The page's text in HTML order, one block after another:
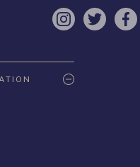
Instagram
Twitter